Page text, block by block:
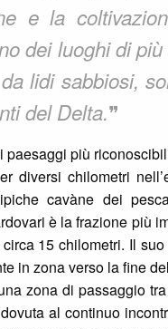
e la
dei luoghi di
lidi sabbiosi,
del Delta.❞
più
diversi chilometri
cavàne dei
è la frazione più
15 chilometri. Il
in zona verso la fine
zona di passaggio
al continuo